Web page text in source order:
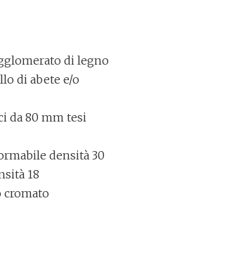
di legno
di abete e/o
da 80 mm tesi
densità 30
18
cromato